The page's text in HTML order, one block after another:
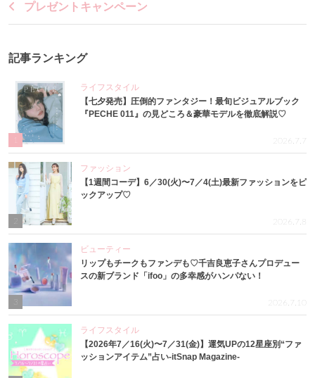
プレゼントキャンペーン
記事ランキング
ライフスタイル
【七夕発売】圧倒的ファンタジー！最旬ビジュアルブック
『PECHE 011』の見どころ＆豪華モデルを徹底解説♡
2026.7.7
ファッション
【1週間コーデ】6／30(火)〜7／4(土)最新ファッションをピ
ックアップ♡
2026.7.8
3
ビューティー
リップもチークもファンデも♡千吉良恵子さんプロデュー
スの新ブランド「ifoo」の多幸感がハンパない！
2026.7.10
ライフスタイル
【2026年7／16(火)〜7／31(金)】運気UPの12星座別“ファ
ッションアイテム”占い-itSnap Magazine-